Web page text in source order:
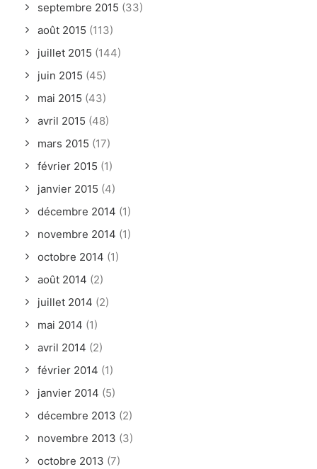
septembre 2015 (33)
août 2015 (113)
juillet 2015 (144)
juin 2015 (45)
mai 2015 (43)
avril 2015 (48)
mars 2015 (17)
février 2015 (1)
janvier 2015 (4)
décembre 2014 (1)
novembre 2014 (1)
octobre 2014 (1)
août 2014 (2)
juillet 2014 (2)
mai 2014 (1)
avril 2014 (2)
février 2014 (1)
janvier 2014 (5)
décembre 2013 (2)
novembre 2013 (3)
octobre 2013 (7)